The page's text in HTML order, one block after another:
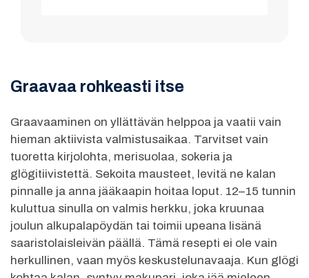
Graavaa rohkeasti itse
Graavaaminen on yllättävän helppoa ja vaatii vain
hieman aktiivista valmistusaikaa. Tarvitset vain
tuoretta kirjolohta, merisuolaa, sokeria ja
glögitiivistettä. Sekoita mausteet, levitä ne kalan
pinnalle ja anna jääkaapin hoitaa loput. 12–15 tunnin
kuluttua sinulla on valmis herkku, joka kruunaa
joulun alkupalapöydän tai toimii upeana lisänä
saaristolaisleivän päällä. Tämä resepti ei ole vain
herkullinen, vaan myös keskustelunavaaja. Kun glögi